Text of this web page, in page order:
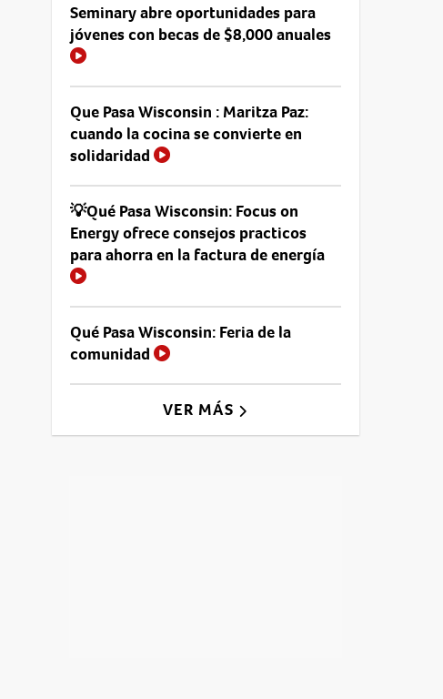
Seminary abre oportunidades para
jóvenes con becas de $8,000 anuales
Que Pasa Wisconsin : Maritza Paz:
cuando la cocina se convierte en
solidaridad
💡Qué Pasa Wisconsin: Focus on
Energy ofrece consejos practicos
para ahorra en la factura de energía
Qué Pasa Wisconsin: Feria de la
comunidad
VER MÁS